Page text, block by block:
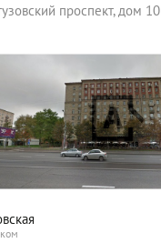
проспект, дом 10